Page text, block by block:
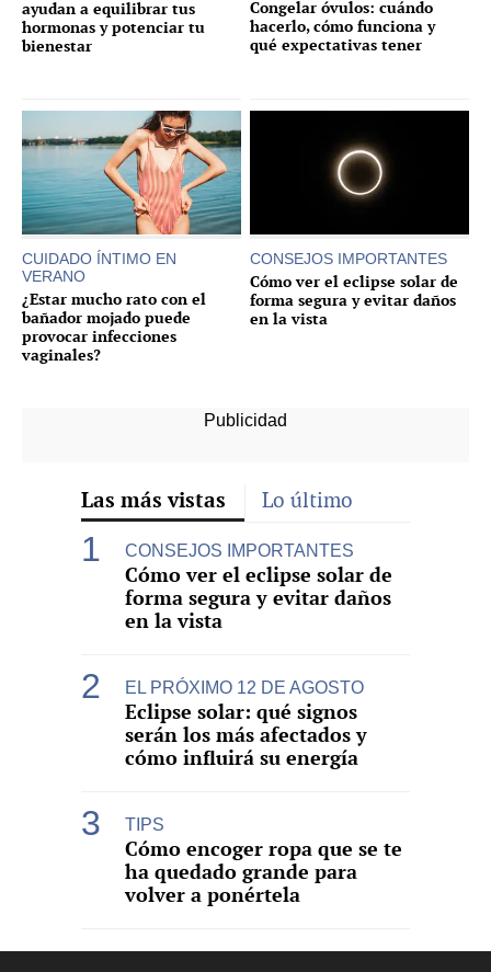
ayudan a equilibrar tus
hormonas y potenciar tu
bienestar
Congelar óvulos: cuándo
hacerlo, cómo funciona y
qué expectativas tener
CUIDADO ÍNTIMO EN
VERANO
¿Estar mucho rato con el
bañador mojado puede
provocar infecciones
vaginales?
CONSEJOS IMPORTANTES
Cómo ver el eclipse solar de
forma segura y evitar daños
en la vista
Las más vistas Lo último
CONSEJOS IMPORTANTES
Cómo ver el eclipse solar de
forma segura y evitar daños
en la vista
EL PRÓXIMO 12 DE AGOSTO
Eclipse solar: qué signos
serán los más afectados y
cómo influirá su energía
TIPS
Cómo encoger ropa que se te
ha quedado grande para
volver a ponértela